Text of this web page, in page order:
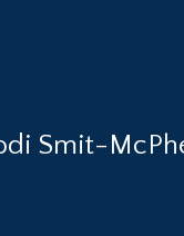
Smit-